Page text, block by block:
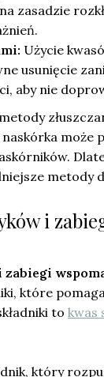
zasadzie
Użycie
usunięcie
aby nie
naskórka
metody
i
zabiegi
które
to kwas
który